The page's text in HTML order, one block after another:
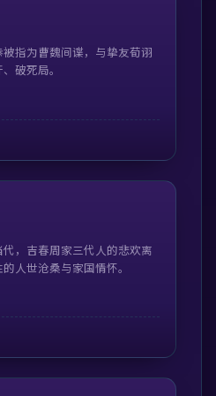
指为曹魏间谍，与挚友荀诩
破死局。
41:50
，吉春周家三代人的悲欢离
人世沧桑与家国情怀。
55:13